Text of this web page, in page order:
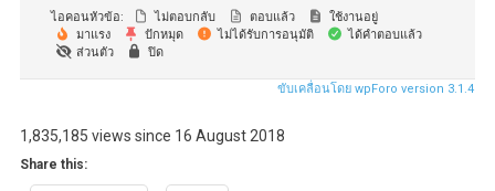
ไอคอนหัวข้อ:
ไม่ตอบกลับ ตอบแล้ว
ใช้งานอยู่
มาแรง
ปักหมุด ไม่ได้รับการอนุมัติ
ได้คำตอบแล้ว
ส่วนตัว
ปิด
ขับเคลื่อนโดย wpForo version 3.1.4
1,835,185 views since 16 August 2018
Share this: